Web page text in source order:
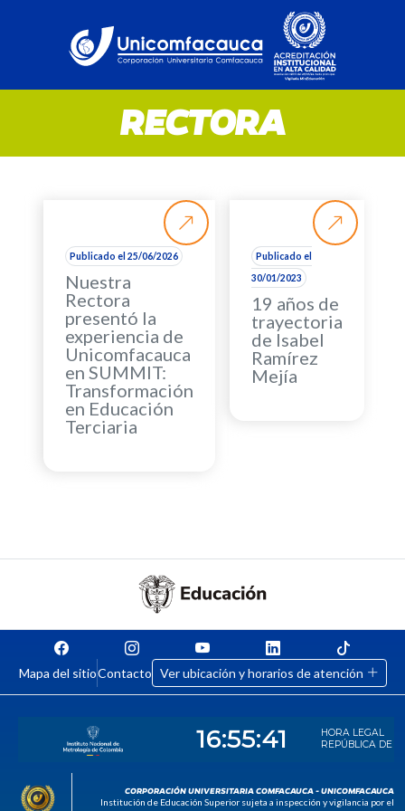
RECTORA
Publicado el 25/06/2026
Nuestra
Rectora
presentó la
experiencia de
Unicomfacauca
en SUMMIT:
Transformación
en Educación
Terciaria
Publicado el
30/01/2023
19 años de
trayectoria
de Isabel
Ramírez
Mejía
Mapa del sitioContacto Ver ubicación y horarios de atención
CORPORACIÓN UNIVERSITARIA COMFACAUCA - UNICOMFACAUCA
Institución de Educación Superior sujeta a inspección y vigilancia por el